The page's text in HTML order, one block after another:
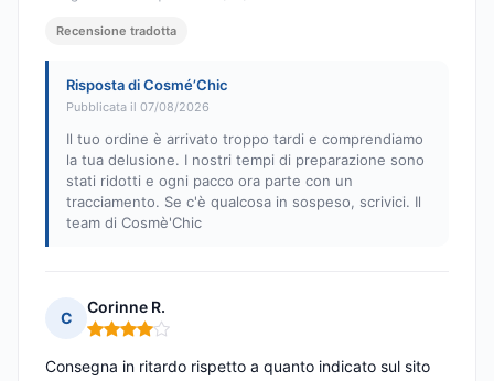
Recensione tradotta
Risposta di Cosmé’Chic
Pubblicata il 07/08/2026
Il tuo ordine è arrivato troppo tardi e comprendiamo
la tua delusione. I nostri tempi di preparazione sono
stati ridotti e ogni pacco ora parte con un
tracciamento. Se c'è qualcosa in sospeso, scrivici. Il
team di Cosmè'Chic
C
Corinne R.
Nota: 4 su 5
Consegna in ritardo rispetto a quanto indicato sul sito